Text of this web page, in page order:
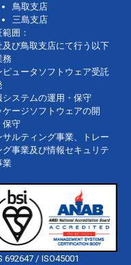
鳥取支店
三島支店
囲：
及び鳥取支店にて行う以下
務
ピュータソフトウェア受託
システムの運用・保守
ケージソフトウェアの開
保守
サルティング事業、トレー
グ事業及び情報セキュリテ
業
692647 / ISO45001